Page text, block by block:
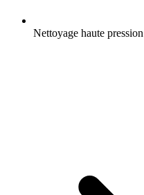
Nettoyage haute pression